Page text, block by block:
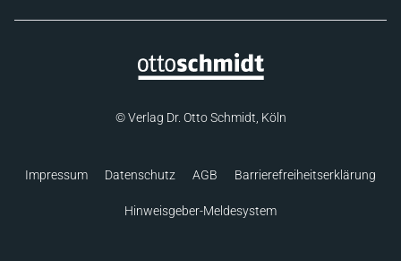
© Verlag Dr. Otto Schmidt, Köln
Impressum Datenschutz AGB Barrierefreiheitserklärung
Hinweisgeber-Meldesystem